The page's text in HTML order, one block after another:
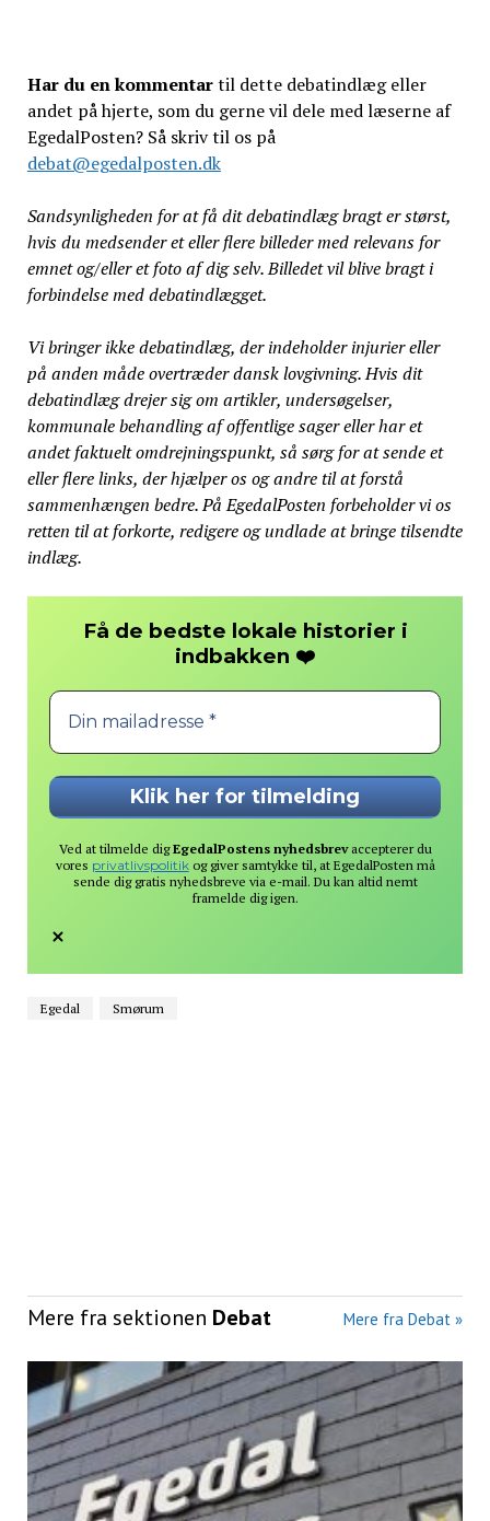
Har du en kommentartil dette debatindlæg eller
andet på hjerte, som du gerne vil dele med læserne af
EgedalPosten? Så skriv til os på
debat@egedalposten.dk
Sandsynligheden for at få dit debatindlæg bragt er størst,
hvis du medsender et eller flere billeder med relevans for
emnet og/eller et foto af dig selv. Billedet vil blive bragt i
forbindelse med debatindlægget.
Vi bringer ikke debatindlæg, der indeholder injurier eller
på anden måde overtræder dansk lovgivning. Hvis dit
debatindlæg drejer sig om artikler, undersøgelser,
kommunale behandling af offentlige sager eller har et
andet faktuelt omdrejningspunkt, så sørg for at sende et
eller flere links, der hjælper os og andre til at forstå
sammenhængen bedre. På EgedalPosten forbeholder vi os
retten til at forkorte, redigere og undlade at bringe tilsendte
indlæg.
Få de bedste lokale historier i
indbakken ❤️
Ved at tilmelde digEgedalPostens nyhedsbrevaccepterer du
vores privatlivspolitikog giver samtykke til, at EgedalPosten må
sende dig gratis nyhedsbreve via e-mail. Du kan altid nemt
framelde dig igen.
Egedal Smørum
Mere fra sektionen Debat Mere fra Debat »